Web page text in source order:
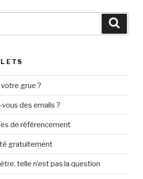
grue ?
des emails ?
de référencement
gratuitement
telle n’est pas la question